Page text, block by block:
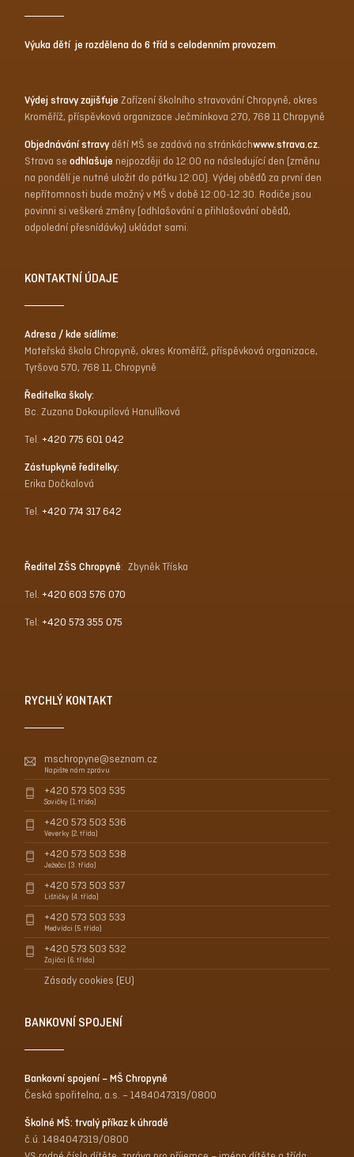
Výuka dětí je rozdělena do 6 tříd s celodenním provozem.
Výdej stravy zajišťuje Zařízení školního stravování Chropyně, okres
Kroměříž, příspěvková organizace Ječmínkova 270, 768 11 Chropyně
Objednávání stravy dětí MŠ se zadává na stránkáchwww.strava.cz.
Strava seodhlašuje nejpozději do 12:00 na následující den (změnu
na pondělí je nutné uložit do pátku 12:00). Výdej obědů za první den
nepřítomnosti bude možný v MŠ v době 12:00-12:30. Rodiče jsou
povinni si veškeré změny (odhlašování a přihlašování obědů,
odpolední přesnídávky) ukládat sami.
KONTAKTNÍ ÚDAJE
Adresa / kde sídlíme:
Mateřská škola Chropyně, okres Kroměříž, příspěvková organizace,
Tyršova 570, 768 11, Chropyně
Ředitelka školy:
Bc. Zuzana Dokoupilová Hanulíková
Tel.+420 775 601 042
Zástupkyně ředitelky:
Erika Dočkalová
Tel.+420 774 317 642
Ředitel ZŠS Chropyně: Zbyněk Tříska
Tel.+420 603 576 070
Tel:+420 573 355 075
RYCHLÝ KONTAKT
mschropyne@seznam.cz
Napište nám zprávu
+420 573 503 535
Sovičky (1. třída)
+420 573 503 536
Veverky (2. třída)
+420 573 503 538
Ježečci (3. třída)
+420 573 503 537
Lištičky (4. třída)
+420 573 503 533
Medvídci (5. třída)
+420 573 503 532
Zajíčci (6. třída)
Zásady cookies (EU)
BANKOVNÍ SPOJENÍ
Bankovní spojení – MŠ Chropyně
Česká spořitelna, a.s. – 1484047319/0800
Školné MŠ: trvalý příkaz k úhradě
č.ú. 1484047319/0800